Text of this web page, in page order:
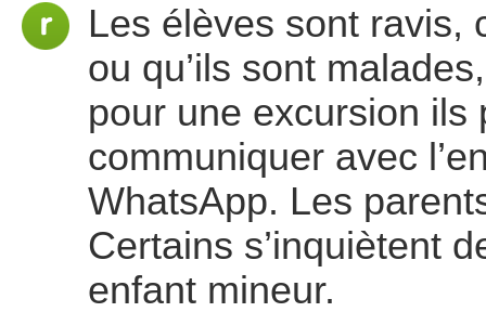
Les élèves sont ravis,
ou qu’ils sont
pour une excursion ils
communiquer avec
WhatsApp. Les
Certains s’inquiètent
enfant mineur.